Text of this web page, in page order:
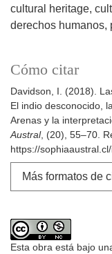
cultural heritage
derechos humanos
Cómo citar
Davidson, I. (2018).
El indio desconocido,
Arenas y la
Austral, (20), 55–70.
https://
Más formatos de
Esta obra está bajo